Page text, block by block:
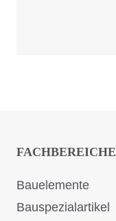
FACHBEREICHE
Bauelemente
Bauspezialartikel